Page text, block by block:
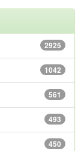
2925
1042
561
493
450